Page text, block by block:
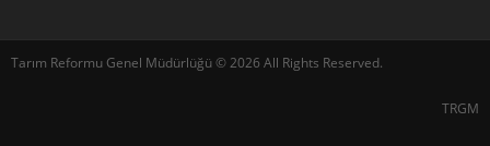
Tarım Reformu Genel Müdürlüğü © 2026 All Rights Reserved.
TRGM